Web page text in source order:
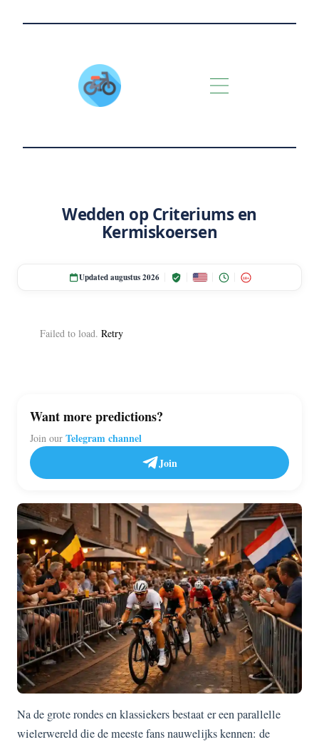
Wedden op Criteriums en
Kermiskoersen
Updated augustus 2026 18+
Failed to load. Retry
Want more predictions?
Join our Telegram channel
Join
Na de grote rondes en klassiekers bestaat er een parallelle
wielerwereld die de meeste fans nauwelijks kennen: de